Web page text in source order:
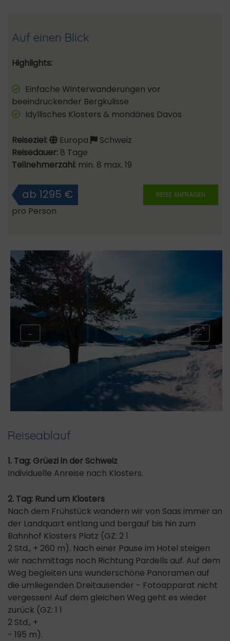
Auf einen Blick
Highlights:
Einfache Winterwanderungen vor
beeindruckender Bergkulisse
Idyllisches Klosters & mondänes Davos
Reiseziel: Europa
Schweiz
Reisedauer: 8 Tage
Teilnehmerzahl: min. 8 max. 19
REISE ANFRAGEN
ab 1295 €
pro Person
← →
Reiseablauf
1. Tag: Grüezi in der Schweiz
Individuelle Anreise nach Klosters.
2. Tag: Rund um Klosters
Nach dem Frühstück wandern wir von Saas immer an
der Landquart entlang und bergauf bis hin zum
Bahnhof Klosters Platz (GZ: 2 1
2 Std., + 260 m). Nach einer Pause im Hotel steigen
wir nachmittags noch Richtung Pardells auf. Auf dem
Weg begleiten uns wunderschöne Panoramen auf
die umliegenden Dreitausender - Fotoapparat nicht
vergessen! Auf dem gleichen Weg geht es wieder
zurück (GZ: 1 1
2 Std., +
- 195 m).